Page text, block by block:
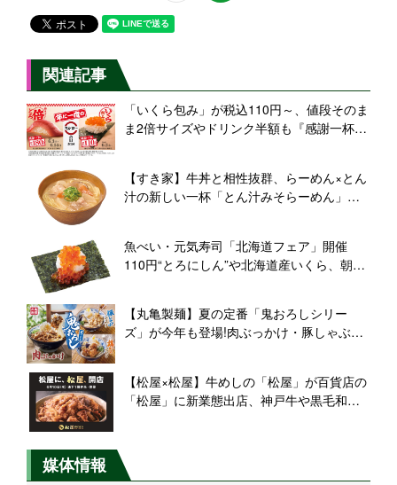
関連記事
「いくら包み」が税込110円～、値段そのま
ま2倍サイズやドリンク半額も『感謝一杯。
【すき家】牛丼と相性抜群、らーめん×とん
汁の新しい一杯「とん汁みそらーめん」新
魚べい・元気寿司「北海道フェア」開催
110円“とろにしん”や北海道産いくら、朝獲
【丸亀製麺】夏の定番「鬼おろしシリー
ズ」が今年も登場!肉ぶっかけ・豚しゃぶぶ
【松屋×松屋】牛めしの「松屋」が百貨店の
「松屋」に新業態出店、神戸牛や黒毛和牛
媒体情報